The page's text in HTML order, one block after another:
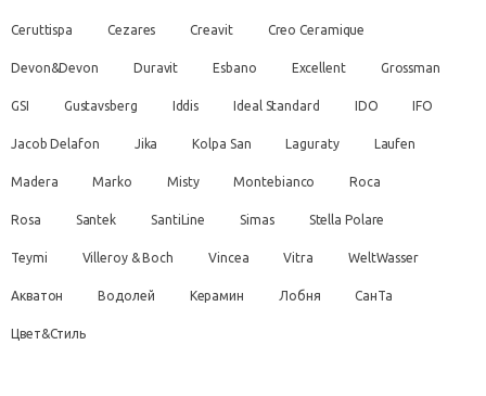
Ceruttispa Cezares Creavit Creo Ceramique
Devon&Devon Duravit Esbano Excellent Grossman
GSI Gustavsberg Iddis Ideal Standard IDO IFO
Jacob Delafon Jika Kolpa San Laguraty Laufen
Madera Marko Misty Montebianco Roca
Rosa Santek SantiLine Simas Stella Polare
Teymi Villeroy & Boch Vincea Vitra WeltWasser
Акватон Водолей Керамин Лобня СанТа
Цвет&Стиль